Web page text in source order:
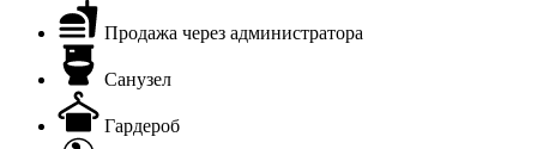
Продажа через администратора
Санузел
Гардероб